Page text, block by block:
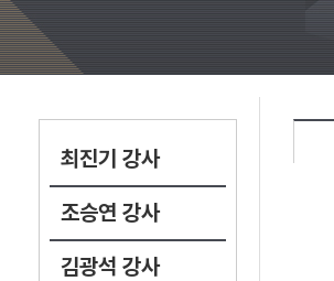
최진기 강사
조승연 강사
김광석 강사